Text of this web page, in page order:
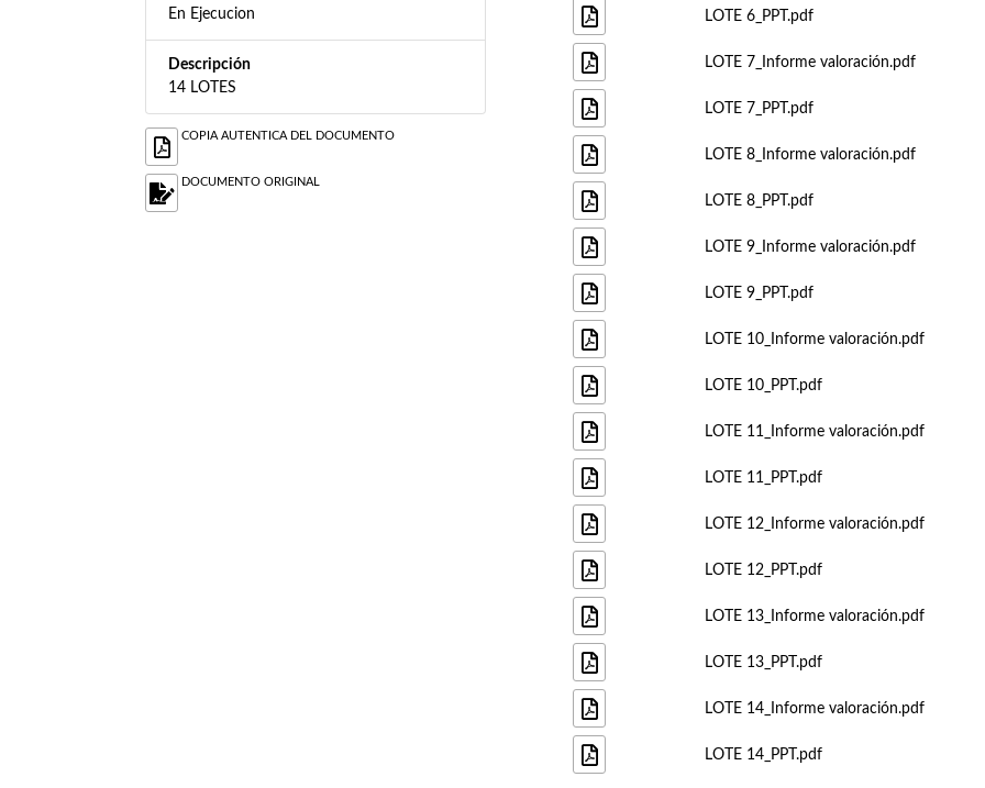
En Ejecucion
Descripción
14 LOTES
COPIA AUTENTICA DEL DOCUMENTO
DOCUMENTO ORIGINAL
LOTE 6_PPT.pdf
LOTE 7_Informe valoración.pdf
LOTE 7_PPT.pdf
LOTE 8_Informe valoración.pdf
LOTE 8_PPT.pdf
LOTE 9_Informe valoración.pdf
LOTE 9_PPT.pdf
LOTE 10_Informe valoración.pdf
LOTE 10_PPT.pdf
LOTE 11_Informe valoración.pdf
LOTE 11_PPT.pdf
LOTE 12_Informe valoración.pdf
LOTE 12_PPT.pdf
LOTE 13_Informe valoración.pdf
LOTE 13_PPT.pdf
LOTE 14_Informe valoración.pdf
LOTE 14_PPT.pdf